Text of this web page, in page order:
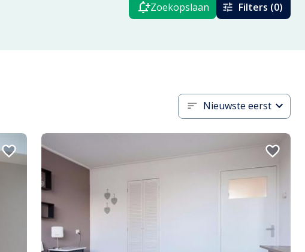
Zoekopslaan Filters (0)
Nieuwste eerst